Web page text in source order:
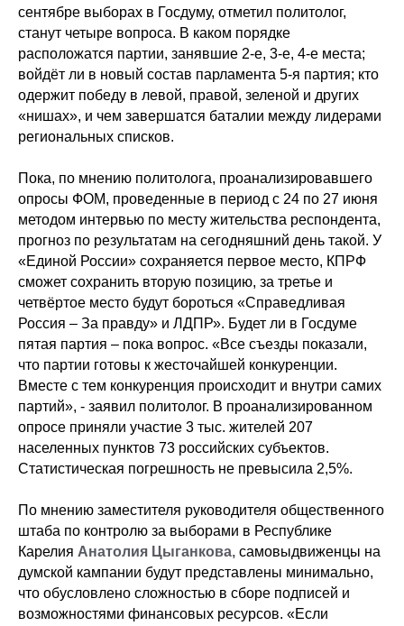
сентябре выборах в Госдуму, отметил политолог,
станут четыре вопроса. В каком порядке
расположатся партии, занявшие 2-е, 3-е, 4-е места;
войдёт ли в новый состав парламента 5-я партия; кто
одержит победу в левой, правой, зеленой и других
«нишах», и чем завершатся баталии между лидерами
региональных списков.
Пока, по мнению политолога, проанализировавшего
опросы ФОМ, проведенные в период с 24 по 27 июня
методом интервью по месту жительства респондента,
прогноз по результатам на сегодняшний день такой. У
«Единой России» сохраняется первое место, КПРФ
сможет сохранить вторую позицию, за третье и
четвёртое место будут бороться «Справедливая
Россия – За правду» и ЛДПР». Будет ли в Госдуме
пятая партия – пока вопрос. «Все съезды показали,
что партии готовы к жесточайшей конкуренции.
Вместе с тем конкуренция происходит и внутри самих
партий», - заявил политолог. В проанализированном
опросе приняли участие 3 тыс. жителей 207
населенных пунктов 73 российских субъектов.
Статистическая погрешность не превысила 2,5%.
По мнению заместителя руководителя общественного
штаба по контролю за выборами в Республике
Карелия Анатолия Цыганкова, самовыдвиженцы на
думской кампании будут представлены минимально,
что обусловлено сложностью в сборе подписей и
возможностями финансовых ресурсов. «Если